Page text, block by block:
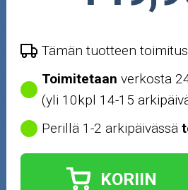
Tämän tuotteen
Toimitetaan verkosta
(yli 10kpl 14-15
Perillä 1-2 arkipäivässä
KORIIN